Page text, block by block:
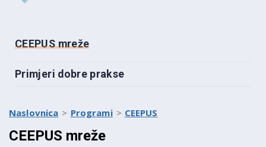
Ceepus logo
CEEPUS mreže
Primjeri dobre prakse
Naslovnica Programi CEEPUS
CEEPUS mreže